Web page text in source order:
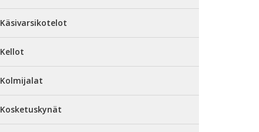
Käsivarsikotelot
Kellot
Kolmijalat
Kosketuskynät